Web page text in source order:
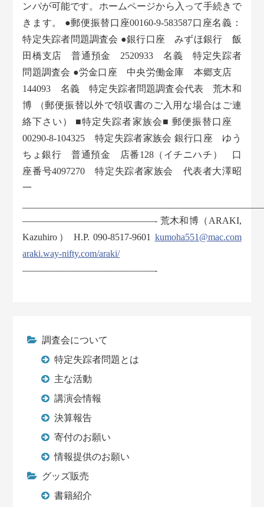
ンパが可能です。ホームページから入って手続きで
きます。 ●郵便振替口座00160-9-583587口座名義：
特定失踪者問題調査会 ●銀行口座 みずほ銀行 飯
田橋支店 普通預金 2520933 名義 特定失踪者
問題調査会 ●労金口座 中央労働金庫 本郷支店
144093 名義 特定失踪者問題調査会代表 荒木和
博 （郵便振替以外で領収書のご入用な場合はご連
絡下さい） ■特定失踪者家族会■ 郵便振替口座
00290-8-104325 特定失踪者家族会 銀行口座 ゆう
ちょ銀行 普通預金 店番128（イチニハチ） 口
座番号4097270 特定失踪者家族会 代表者大澤昭
一
——————————————- 荒木和博（ARAKI,
Kazuhiro） H.P. 090-8517-9601 kumoha551@mac.com
araki.way-nifty.com/araki/
——————————————-
調査会について
特定失踪者問題とは
主な活動
講演会情報
決算報告
寄付のお願い
情報提供のお願い
グッズ販売
書籍紹介